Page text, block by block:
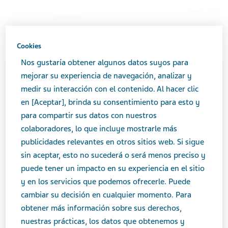
La comunicación referente a productos medicinales
de expendio bajo receta como así los productos
medicinales de venta libre, se encuentra regulada
por el Ministerio de Salud Pública (MSP), con el fin
que los mensajes comunicacionales de dichos
productos brinden la información necesaria según
las características de cada uno.
BETAMETASONA LCH
0.05% crema pomo x 15 g
ALERGIA
Área terapéutica
Cookies
Nos gustaría obtener algunos datos suyos para
mejorar su experiencia de navegación, analizar y
medir su interacción con el contenido. Al hacer clic
en [Aceptar], brinda su consentimiento para esto y
para compartir sus datos con nuestros
colaboradores, lo que incluye mostrarle más
publicidades relevantes en otros sitios web. Si sigue
sin aceptar, esto no sucederá o será menos preciso y
puede tener un impacto en su experiencia en el sitio
y en los servicios que podemos ofrecerle. Puede
cambiar su decisión en cualquier momento. Para
obtener más información sobre sus derechos,
nuestras prácticas, los datos que obtenemos y